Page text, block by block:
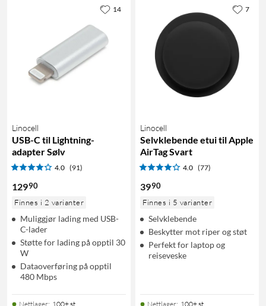
Linocell
USB-C til Lightning-
adapter Sølv
4.0 (91)
12990
Finnes i 2 varianter
Muliggjør lading med USB-
C-lader
Støtte for lading på opptil 30
W
Dataoverføring på opptil
480 Mbps
Nettlager: 100+ st
14
Linocell
Selvklebende etui til Apple
AirTag Svart
4.0 (77)
3990
Finnes i 5 varianter
Selvklebende
Beskytter mot riper og støt
Perfekt for laptop og
reiseveske
Nettlager: 100+ st
7